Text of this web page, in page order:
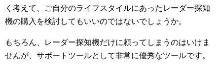
く考えて、ご自分のライフスタイルにあったレーダー探知
機の購入を検討してもいいのではないでしょうか。
もちろん、レーダー探知機だけに頼ってしまうのはいけま
せんが、サポートツールとして非常に優秀なツールです。